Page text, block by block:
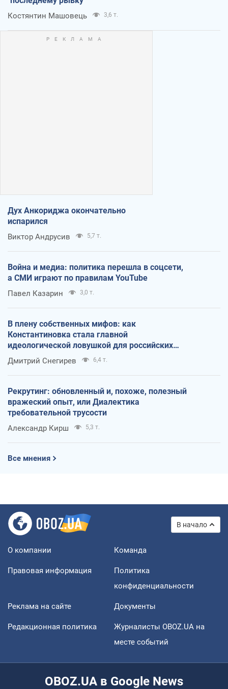
Костянтин Машовець 3,6 т.
Дух Анкориджа окончательно
испарился
Виктор Андрусив 5,7 т.
Война и медиа: политика перешла в соцсети,
а СМИ играют по правилам YouTube
Павел Казарин 3,0 т.
В плену собственных мифов: как
Константиновка стала главной
идеологической ловушкой для российских
оккупантов
Дмитрий Снегирев 6,4 т.
Рекрутинг: обновленный и, похоже, полезный
вражеский опыт, или Диалектика
требовательной трусости
Александр Кирш 5,3 т.
Все мнения
В начало
О компании Команда
Правовая информация
Политика
конфиденциальности
Реклама на сайте Документы
Редакционная политика
Журналисты OBOZ.UA на
месте событий
OBOZ.UA в Google News